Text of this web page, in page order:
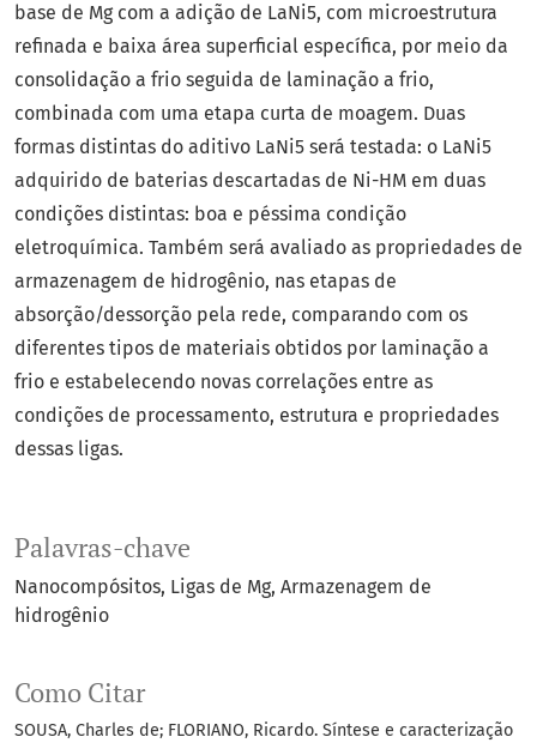
Palavras-chave
Nanocompósitos Ligas de Mg Armazenagem de
hidrogênio
Como Citar
SOUSA, Charles de; FLORIANO, Ricardo. Síntese e caracterização
base de Mg com a adição de LaNi5, com microestrutura
refinada e baixa área superficial específica, por meio da
consolidação a frio seguida de laminação a frio,
combinada com uma etapa curta de moagem. Duas
formas distintas do aditivo LaNi5 será testada: o LaNi5
adquirido de baterias descartadas de Ni-HM em duas
condições distintas: boa e péssima condição
eletroquímica. Também será avaliado as propriedades de
armazenagem de hidrogênio, nas etapas de
absorção/dessorção pela rede, comparando com os
diferentes tipos de materiais obtidos por laminação a
frio e estabelecendo novas correlações entre as
condições de processamento, estrutura e propriedades
dessas ligas.